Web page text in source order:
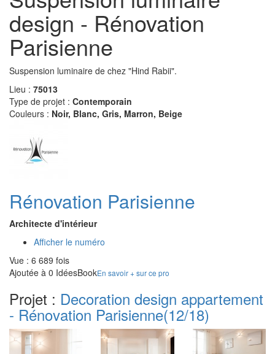
design - Rénovation
Parisienne
Suspension luminaire de chez "Hind Rabii".
Lieu : 75013
Type de projet : Contemporain
Couleurs : Noir, Blanc, Gris, Marron, Beige
Rénovation Parisienne
Architecte d'intérieur
Afficher le numéro
Vue : 6 689 fois
Ajoutée à 0 IdéesBookEn savoir + sur ce pro
Projet : Decoration design appartement
- Rénovation Parisienne(12/18)